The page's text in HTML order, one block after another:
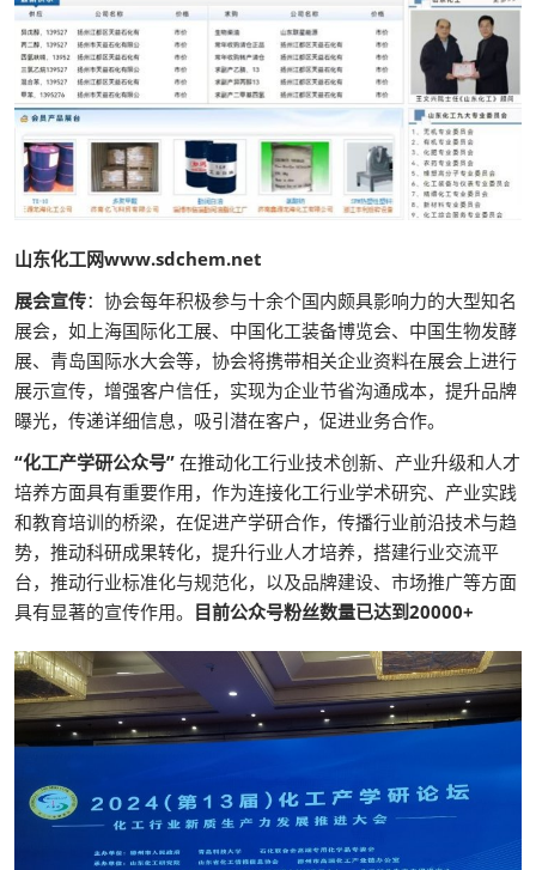
山东化工网www.sdchem.net
展会宣传：协会每年积极参与十余个国内颇具影响力的大型知名
展会，如上海国际化工展、中国化工装备博览会、中国生物发酵
展、青岛国际水大会等，协会将携带相关企业资料在展会上进行
展示宣传，增强客户信任，实现为企业节省沟通成本，提升品牌
曝光，传递详细信息，吸引潜在客户，促进业务合作。
“化工产学研公众号” 在推动化工行业技术创新、产业升级和人才
培养方面具有重要作用，作为连接化工行业学术研究、产业实践
和教育培训的桥梁，在促进产学研合作，传播行业前沿技术与趋
势，推动科研成果转化，提升行业人才培养，搭建行业交流平
台，推动行业标准化与规范化，以及品牌建设、市场推广等方面
具有显著的宣传作用。 目前公众号粉丝数量已达到20000+